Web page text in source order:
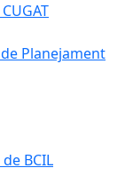
Planejament
BCIL